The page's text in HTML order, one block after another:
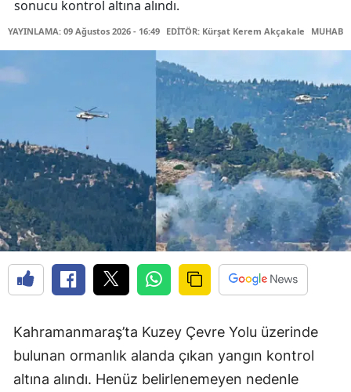
sonucu kontrol altına alındı.
YAYINLAMA: 09 Ağustos 2026 - 16:49 EDİTÖR: Kürşat Kerem Akçakale
Kahramanmaraş’ta Kuzey Çevre Yolu üzerinde
bulunan ormanlık alanda çıkan yangın kontrol
altına alındı. Henüz belirlenemeyen nedenle